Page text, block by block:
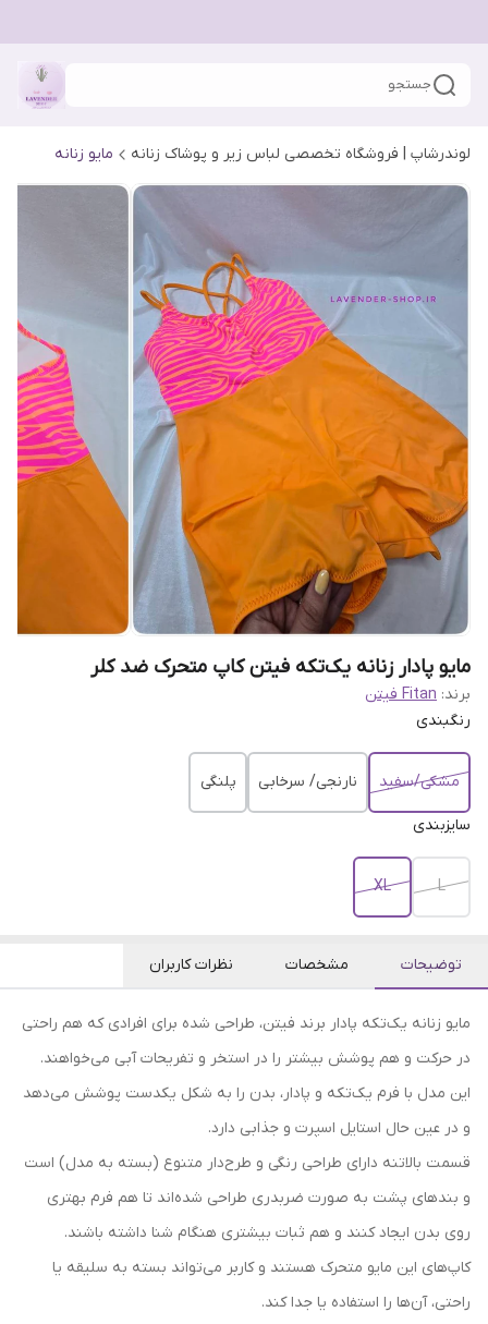
جستجو
لوندرشاپ | فروشگاه تخصصی لباس زیر و پوشاک زنانه مایو زنانه
مایو پادار زنانه یک‌تکه فیتن کاپ متحرک ضد کلر
برند: Fitan فیتن
رنگبندی
مشکی/سفید نارنجی/ سرخابی پلنگی
سایزبندی
L
XL
توضیحات مشخصات نظرات کاربران
مایو زنانه یک‌تکه پادار برند فیتن، طراحی شده برای افرادی که هم راحتی
در حرکت و هم پوشش بیشتر را در استخر و تفریحات آبی می‌خواهند.
این مدل با فرم یک‌تکه و پا‌دار، بدن را به شکل یکدست پوشش می‌دهد
و در عین حال استایل اسپرت و جذابی دارد.
قسمت بالاتنه دارای طراحی رنگی و طرح‌دار متنوع (بسته به مدل) است
و بندهای پشت به صورت ضربدری طراحی شده‌اند تا هم فرم بهتری
روی بدن ایجاد کنند و هم ثبات بیشتری هنگام شنا داشته باشند.
کاپ‌های این مایو متحرک هستند و کاربر می‌تواند بسته به سلیقه یا
راحتی، آن‌ها را استفاده یا جدا کند.